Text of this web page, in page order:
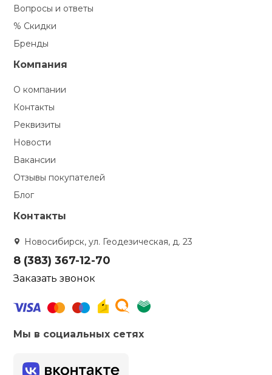
Вопросы и ответы
% Скидки
Бренды
Компания
О компании
Контакты
Реквизиты
Новости
Вакансии
Отзывы покупателей
Блог
Контакты
Новосибирск, ул. Геодезическая, д. 23
8 (383) 367-12-70
Заказать звонок
Мы в социальных сетях